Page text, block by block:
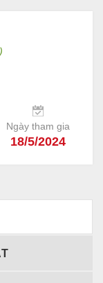
Ngày tham gia
18/5/2024